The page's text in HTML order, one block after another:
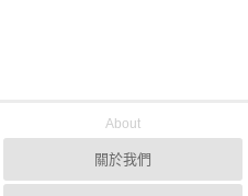
About
關於我們